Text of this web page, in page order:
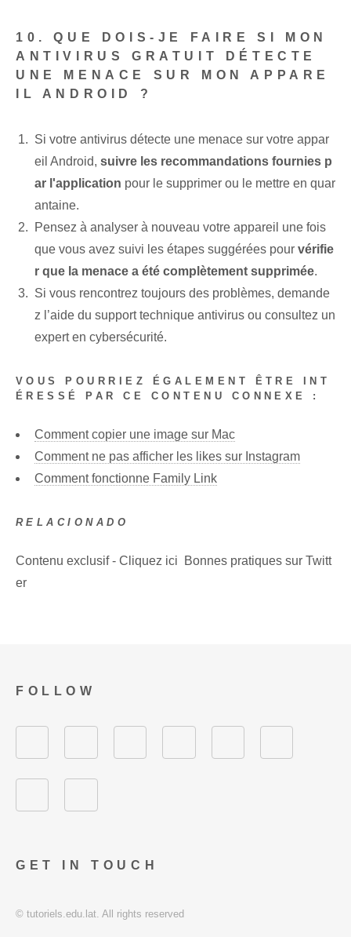
10. QUE DOIS-JE FAIRE SI MON
ANTIVIRUS GRATUIT DÉTECTE
UNE MENACE SUR MON APPARE
IL ANDROID ?
Si votre antivirus détecte une menace sur votre appar
eil Android, suivre les recommandations⁢ fournies p
ar l'application pour le supprimer ou le mettre en quar
antaine.
Pensez à analyser à nouveau votre appareil une fois
que vous avez suivi les étapes suggérées pour vérifie
r que la menace⁤ a été complètement supprimée.
Si vous rencontrez toujours des problèmes, demande
z l’aide du support technique antivirus ou consultez un
expert en cybersécurité.
VOUS POURRIEZ ÉGALEMENT ÊTRE INT
ÉRESSÉ PAR CE CONTENU CONNEXE :
Comment copier une image sur Mac
Comment ne pas afficher les likes sur Instagram
Comment fonctionne Family Link
RELACIONADO
Contenu exclusif - Cliquez ici Bonnes pratiques sur Twitt
er
GET IN TOUCH
FOLLOW
© tutoriels.edu.lat. All rights reserved